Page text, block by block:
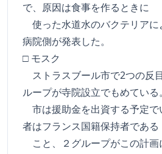
で、原因は食事を作るときに
使った水道水のバクテリアに
病院側が発表した。
□ モスク
ストラスブール市で2つの反
ループが寺院設立でもめている。
市は援助金を出資する予定
者はフランス国籍保持者である
こと、２グループがこの計画